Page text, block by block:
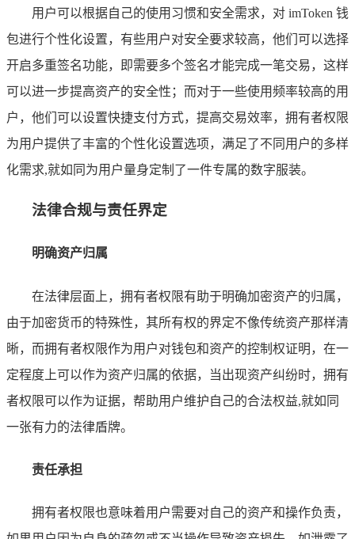
用户可以根据自己的使用习惯和安全需求，对 imToken 钱
包进行个性化设置，有些用户对安全要求较高，他们可以选择
开启多重签名功能，即需要多个签名才能完成一笔交易，这样
可以进一步提高资产的安全性；而对于一些使用频率较高的用
户，他们可以设置快捷支付方式，提高交易效率，拥有者权限
为用户提供了丰富的个性化设置选项，满足了不同用户的多样
化需求,就如同为用户量身定制了一件专属的数字服装。
法律合规与责任界定
明确资产归属
在法律层面上，拥有者权限有助于明确加密资产的归属，
由于加密货币的特殊性，其所有权的界定不像传统资产那样清
晰，而拥有者权限作为用户对钱包和资产的控制权证明，在一
定程度上可以作为资产归属的依据，当出现资产纠纷时，拥有
者权限可以作为证据，帮助用户维护自己的合法权益,就如同
一张有力的法律盾牌。
责任承担
拥有者权限也意味着用户需要对自己的资产和操作负责，